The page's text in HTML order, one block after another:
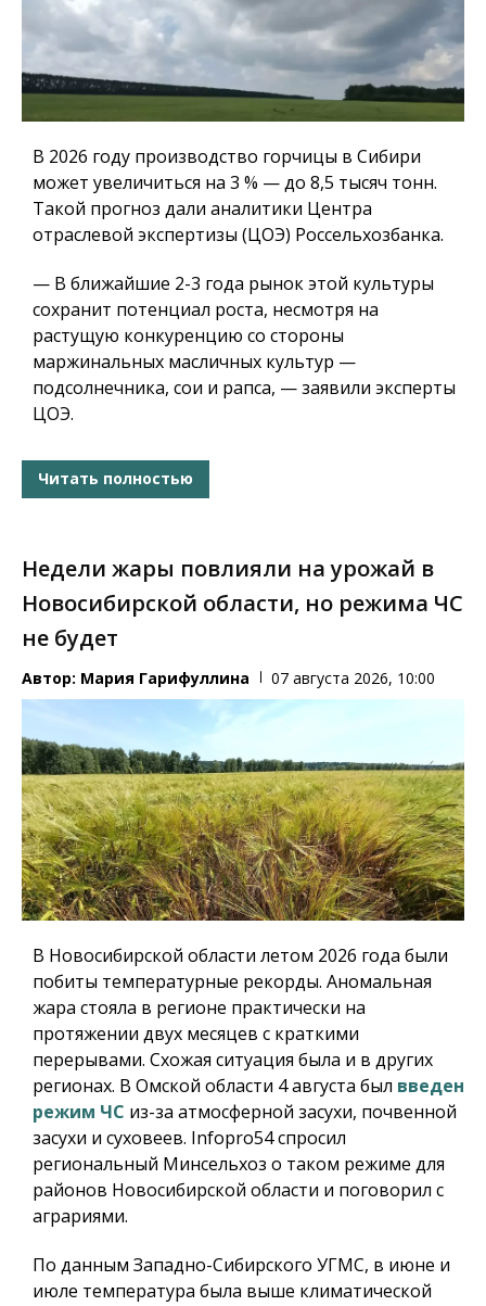
В 2026 году производство горчицы в Сибири
может увеличиться на 3 % — до 8,5 тысяч тонн.
Такой прогноз дали аналитики Центра
отраслевой экспертизы (ЦОЭ) Россельхозбанка.
— В ближайшие 2-3 года рынок этой культуры
сохранит потенциал роста, несмотря на
растущую конкуренцию со стороны
маржинальных масличных культур —
подсолнечника, сои и рапса, — заявили эксперты
ЦОЭ.
Читать полностью
Недели жары повлияли на урожай в
Новосибирской области, но режима ЧС
не будет
Автор: Мария Гарифуллина 07 августа 2026, 10:00
В Новосибирской области летом 2026 года были
побиты температурные рекорды. Аномальная
жара стояла в регионе практически на
протяжении двух месяцев с краткими
перерывами. Схожая ситуация была и в других
регионах. В Омской области 4 августа был введен
режим ЧС из-за атмосферной засухи, почвенной
засухи и суховеев. Infopro54спросил
региональный Минсельхоз о таком режиме для
районов Новосибирской области и поговорил с
аграриями.
По данным Западно-Сибирского УГМС, в июне и
июле температура была выше климатической